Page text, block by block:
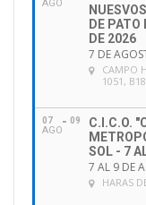
AGO
DE PATO
DE 2026
7 DE
CAMPO
1051,
07
AGO
09
C.I.C.O.
SOL - 7
7 AL 9 DE
HARAS